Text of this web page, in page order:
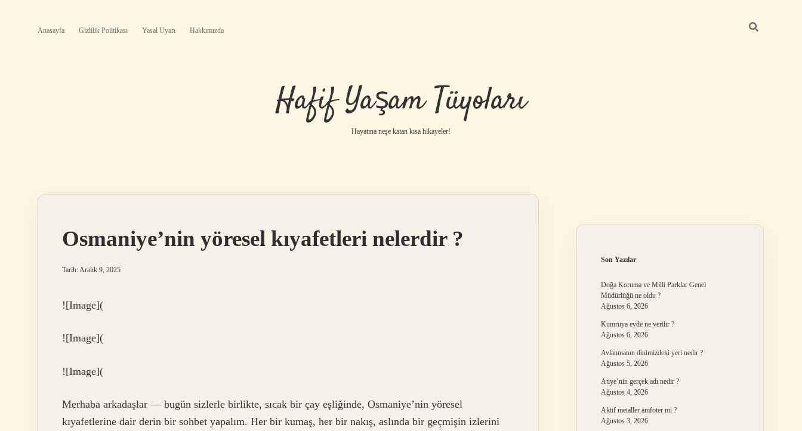
Anasayfa Gizlilik Politikası Yasal Uyarı Hakkımızda
Hafif Yaşam Tüyoları
Hayatına neşe katan kısa hikayeler!
Osmaniye’nin yöresel kıyafetleri nelerdir ?
Tarih: Aralık 9, 2025
![Image](
![Image](
![Image](
Merhaba arkadaşlar — bugün sizlerle birlikte, sıcak bir çay eşliğinde, Osmaniye’nin yöresel
kıyafetlerine dair derin bir sohbet yapalım. Her bir kumaş, her bir nakış, aslında bir geçmişin izlerini
Son Yazılar
Doğa Koruma ve Milli Parklar Genel
Müdürlüğü ne oldu ?
Ağustos 6, 2026
Kumruya evde ne verilir ?
Ağustos 6, 2026
Avlanmanın dinimizdeki yeri nedir ?
Ağustos 5, 2026
Atiye’nin gerçek adı nedir ?
Ağustos 4, 2026
Aktif metaller amfoter mi ?
Ağustos 3, 2026